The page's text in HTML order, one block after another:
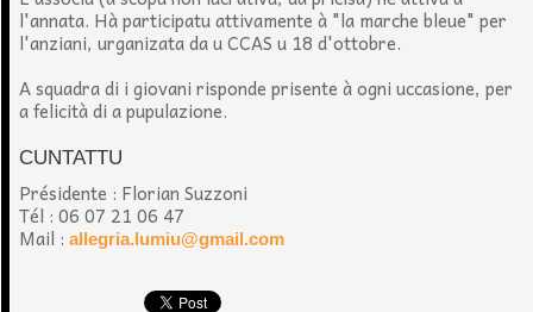
l'annata. Hà participatu attivamente à "la marche bleue" per
l'anziani, urganizata da u CCAS u 18 d'ottobre.
A squadra di i giovani risponde prisente à ogni uccasione, per
a felicità di a pupulazione.
CUNTATTU
Présidente : Florian Suzzoni
Tél : 06 07 21 06 47
Mail : allegria.lumiu@gmail.com